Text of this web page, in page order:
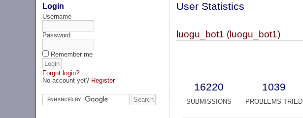
Login
Username
Password
Remember me
Forgot login?
No account yet? Register
User Statistics
luogu_bot1 (luogu_bot1)
16220 1039
SUBMISSIONS PROBLEMS TRIED